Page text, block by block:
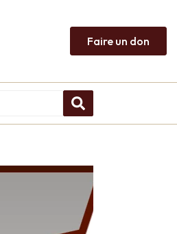
Faire un don